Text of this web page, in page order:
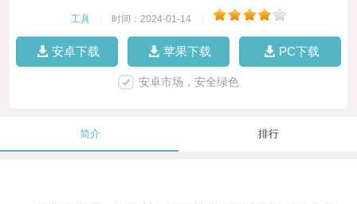
工具 时间：2024-01-14
安卓下载 苹果下载 PC下载
安卓市场，安全绿色
简介 排行